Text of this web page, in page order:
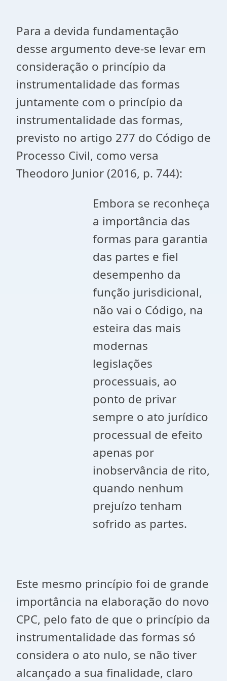
Para a devida fundamentação
desse argumento deve-se levar em
consideração o princípio da
instrumentalidade das formas
juntamente com o princípio da
instrumentalidade das formas,
previsto no artigo 277 do Código de
Processo Civil, como versa
Theodoro Junior (2016, p. 744):
Embora se reconheça
a importância das
formas para garantia
das partes e fiel
desempenho da
função jurisdicional,
não vai o Código, na
esteira das mais
modernas
legislações
processuais, ao
ponto de privar
sempre o ato jurídico
processual de efeito
apenas por
inobservância de rito,
quando nenhum
prejuízo tenham
sofrido as partes.
Este mesmo princípio foi de grande
importância na elaboração do novo
CPC, pelo fato de que o princípio da
instrumentalidade das formas só
considera o ato nulo, se não tiver
alcançado a sua finalidade, claro